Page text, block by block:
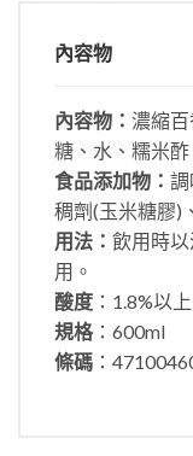
內容物
內容物： 濃縮
糖、水、糯米
食品添加物： 調
稠劑(玉米糖膠)
用法： 飲用時
用。
酸度 ：1.8%以上
規格：600ml
條碼 ：